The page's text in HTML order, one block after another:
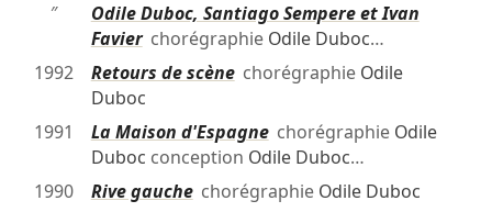
″
Odile Duboc, Santiago Sempere et Ivan
Favierchorégraphie Odile Duboc…
1992
Retours de scènechorégraphie Odile
Duboc
1991
La Maison d'Espagnechorégraphie Odile
Duboc conception Odile Duboc…
1990
Rive gauchechorégraphie Odile Duboc